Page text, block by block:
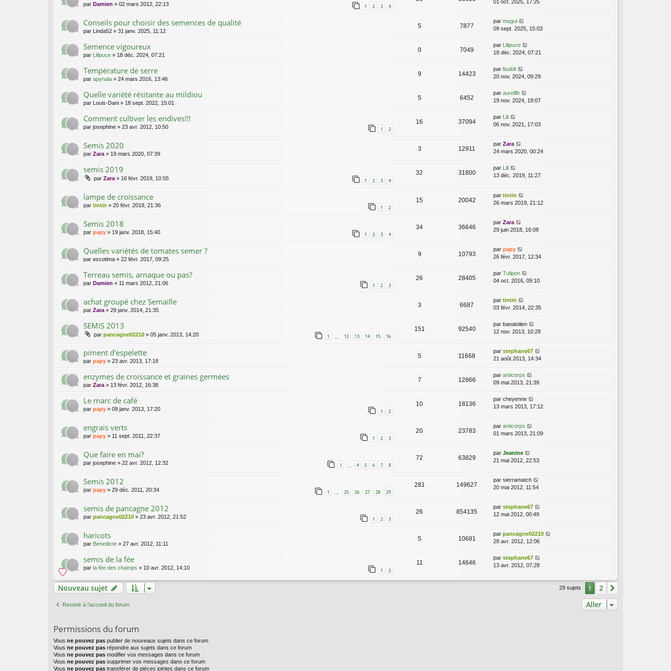
par Damien » 02 mars 2012, 22:13 1 2 3 4
01 oct. 2025, 17:25
Conseils pour choisir des semences de qualité
par Linda52 » 31 janv. 2025, 11:12
5 7877
par mogui
09 sept. 2025, 15:03
Semence vigoureux
par Lilipuce » 18 déc. 2024, 07:21
0 7049
par
Lilipuce
18 déc. 2024, 07:21
Température de serre
par apynala » 24 mars 2016, 13:46
9 14423
par lisablt
20 nov. 2024, 09:29
Quelle varièté résitante au mildiou
par Louis-Dani » 18 sept. 2022, 15:01
5 6452
par aurelllb
19 nov. 2024, 19:07
Comment cultiver les endives!!!
par josephine » 23 avr. 2012, 10:50 1 2
16 37094
par
Lili
06 nov. 2021, 17:03
Semis 2020
par Zara» 19 mars 2020, 07:39
3 12911
par Zara
24 mars 2020, 00:24
semis 2019
par Zara» 16 févr. 2019, 10:55 1 2 3 4
32 31800
par Lili
13 déc. 2019, 11:27
lampe de croissance
par tintin » 20 févr. 2019, 21:36 1 2
15 20042
par tintin
26 mars 2019, 21:12
Semis 2018
par papy » 19 janv. 2018, 15:40 1 2 3 4
34 36646
par Zara
29 juin 2018, 16:08
Quelles variétés de tomates semer ?
par escotima » 22 févr. 2017, 09:25
9 10793
par papy
26 févr. 2017, 12:34
Terreau semis, arnaque ou pas?
par Damien » 11 mars 2012, 21:06 1 2 3
26 28405
par Tulipon
04 oct. 2016, 09:10
achat groupé chez Semaille
par Zara » 29 janv. 2014, 21:35
3 6687
par tintin
03 févr. 2014, 22:35
SEMIS 2013
par pancagne02210 » 05 janv. 2013, 14:20 1 12 13 14 15 16
151 92540
par banatolien
12 nov. 2013, 10:28
piment d'espelette
par papy » 23 avr. 2013, 17:18
5 11668
par stephane67
21 août 2013, 14:34
enzymes de croissance et graines germées
par Zara » 13 févr. 2012, 16:38
7 12866
par anticorps
09 mai 2013, 21:39
Le marc de café
par papy » 09 janv. 2013, 17:20 1 2
10 18136
par cheyenne
13 mars 2013, 17:12
engrais verts
par papy » 11 sept. 2011, 22:37 1 2 3
20 23783
par anticorps
01 mars 2013, 21:09
Que faire en mai?
par josephine » 22 avr. 2012, 12:32 1 … 4 5 6 7 8
72 63829
par Jeanine
21 mai 2012, 22:53
Semis 2012
par papy » 29 déc. 2011, 20:34 1 … 25 26 27 28 29
281 149627
par sierramatch
20 mai 2012, 11:54
semis de pancagne 2012
par pancagne02210 » 23 avr. 2012, 21:52 1 2 3
26 854135
par stephane67
12 mai 2012, 00:49
haricots
par Benedicte » 27 avr. 2012, 11:11
5 10681
par pancagne02210
28 avr. 2012, 12:06
semis de la fée
par la fée des champs » 10 avr. 2012, 14:10 1 2
11 14646
par stephane67
13 avr. 2012, 07:28
Nouveau sujet 29 sujets 1 2
Revenir à l’accueil du forum Aller
Permissions du forum
Vous ne pouvez pas publier de nouveaux sujets dans ce forum
Vous ne pouvez pas répondre aux sujets dans ce forum
Vous ne pouvez pas modifier vos messages dans ce forum
Vous ne pouvez pas supprimer vos messages dans ce forum
Vous ne pouvez pas transférer de pièces jointes dans ce forum